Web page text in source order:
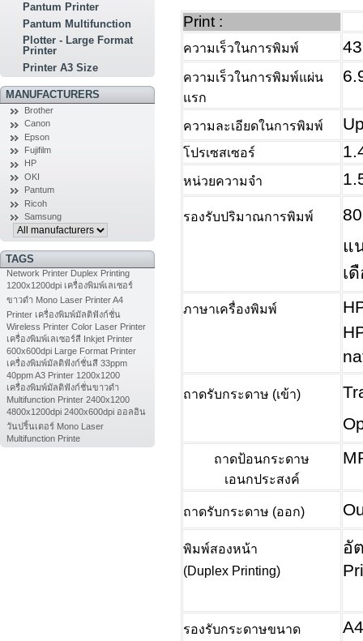
Pantum Printer
Pantum Multifunction
Plotter - Large Format
Printer
Printer A3 Size
MANUFACTURERS
Brother
Canon
Epson
Fujifilm
HP
OKI
Pantum
Ricoh
Samsung
TAGS
Network Printer Duplex Printing
1200x1200dpi เครื่องพิมพ์เลเซอร์
ขาวดำ Mono Laser PrinterA4
Printer เครื่องพิมพ์มัลติฟังก์ชั่น
Wireless Printer Color Laser Printer
เครื่องพิมพ์เลเซอร์สี Inkjet Printer
600x600dpi Large Format Printer
เครื่องพิมพ์มัลติฟังก์ชั่นสี 33ppm
40ppmA3 Printer 1200x1200
เครื่องพิมพ์มัลติฟังก์ชั่นขาวดำ
Multifunction Printer 2400x1200
4800x1200dpi 2400x600dpi ออลอิน
วันปริ้นเตอร์ Mono Laser
Multifunction Printe
Print :
ความเร็วในการพิมพ์
ความเร็วในการพิมพ์แผ่น
แรก
ความละเอียดในการพิมพ์
โปรเซสเซอร์
หน่วยความจำ
รองรับปริมาณการพิมพ์
แ
เ
ภาษาเครื่องพิมพ์
ถาดรับกระดาษ (เข้า)
ถาดป้อนกระดาษ
เอนกประสงค์
ถาดรับกระดาษ (ออก)
พิมพ์สองหน้า
(Duplex Printing)
อั
รองรับกระดาษขนาด